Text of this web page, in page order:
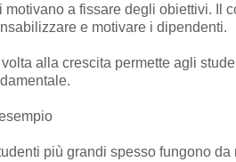
motivano a fissare degli obiettivi. Il
e motivare i dipendenti.
alla crescita permette agli
più grandi spesso fungono